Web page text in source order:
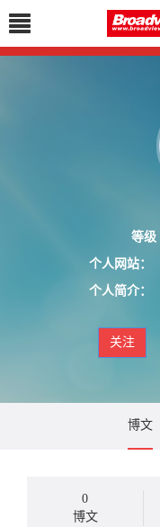
等级
个人网站：
个人简介：
关注
博文
0
博文